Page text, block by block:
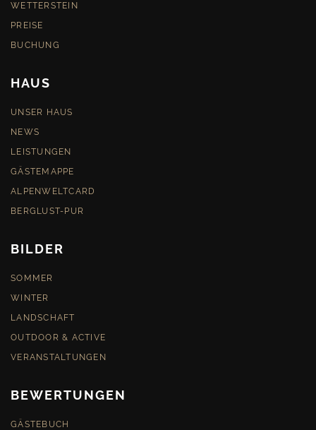
WETTERSTEIN
PREISE
BUCHUNG
HAUS
UNSER HAUS
NEWS
LEISTUNGEN
GÄSTEMAPPE
ALPENWELTCARD
BERGLUST-PUR
BILDER
SOMMER
WINTER
LANDSCHAFT
OUTDOOR & ACTIVE
VERANSTALTUNGEN
BEWERTUNGEN
GÄSTEBUCH